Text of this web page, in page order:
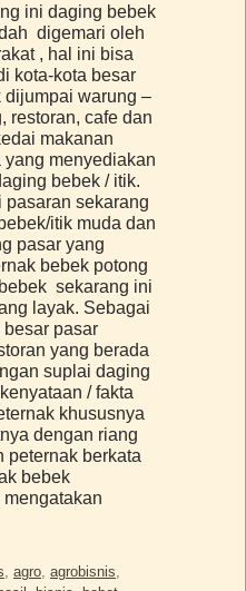
ini daging bebek
digemari oleh
, hal ini bisa
kota-kota besar
dijumpai warung –
restoran, cafe dan
makanan
yang menyediakan
bebek / itik.
pasaran sekarang
itik muda dan
pasar yang
bebek potong
sekarang ini
layak. Sebagai
pasar
yang berada
suplai daging
/ fakta
khususnya
dengan riang
peternak berkata
bebek
, agro, agrobisnis,